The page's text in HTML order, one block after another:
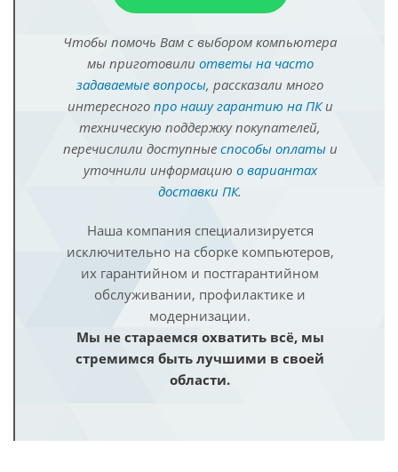
Чтобы помочь Вам с выбором компьютера
мы приготовили ответы на часто
задаваемые вопросы, рассказали много
интересного про нашу гарантию на ПКи
техническую поддержку покупателей,
перечислили доступные способы оплатыи
уточнили информацию о вариантах
доставки ПК.
Наша компания специализируется
исключительно на сборке компьютеров,
их гарантийном и постгарантийном
обслуживании, профилактике и
модернизации.
Мы не стараемся охватить всё, мы
стремимся быть лучшими в своей
области.